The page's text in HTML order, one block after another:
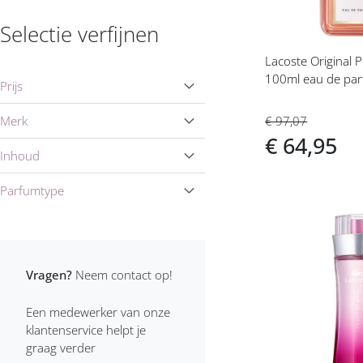
Lacoste Original
100ml eau de
€ 97,07
€ 64,95
verlanglijst
Annick Goutal dames
Ariana Grande dames
Aristocrazy dames
Armaf Dames
Azzaro dames
Benetton dames
Bijan dames
Selectie verfijnen
Prijs
Merk
Inhoud
Parfumtype
Vragen? Neem contact op!
Een medewerker van onze
klantenservice helpt je
graag verder